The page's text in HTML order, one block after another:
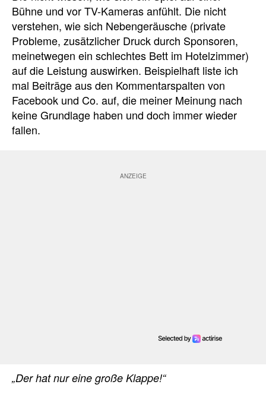
Bühne und vor TV-Kameras anfühlt. Die nicht
verstehen, wie sich Nebengeräusche (private
Probleme, zusätzlicher Druck durch Sponsoren,
meinetwegen ein schlechtes Bett im Hotelzimmer)
auf die Leistung auswirken. Beispielhaft liste ich
mal Beiträge aus den Kommentarspalten von
Facebook und Co. auf, die meiner Meinung nach
keine Grundlage haben und doch immer wieder
fallen.
„Der hat nur eine große Klappe!“